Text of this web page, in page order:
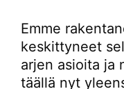
Emme
keskittyneet
arjen asioita ja
täällä nyt